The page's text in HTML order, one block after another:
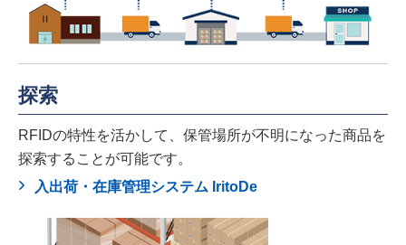
探索
RFIDの特性を活かして、保管場所が不明になった商品を
探索することが可能です。
入出荷・在庫管理システム IritoDe